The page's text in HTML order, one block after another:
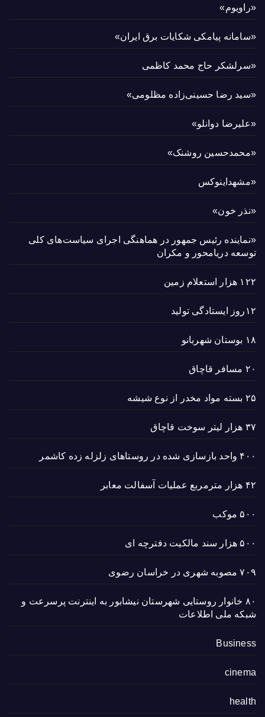
«راویوم»
«سامانه پیامکی شکایات برق ایران»
«سرلشکر حاج محمد کاظمی
«سید رضا حسینی‌زاده مظلومی»
«علیرضا دوانلو»
«محمدحسین روشنک»
«مشهداینوکس
«نذر خون»
«نماینده رئیس جمهور در هماهنگی اجرای سیاست‌های کلی
توسعه دریامحور و مکران
۱۲۲ هزار استعلام زمین
۱۲روز ایستادگی تولید
۱۸ بوستان شهربانو
۲۰ مسافر قاچاق
۲۵ بسته مواد مخدر از نوع شیشه
۳۷ هزار لیتر سوخت قاچاق
۴۰۰ واحد بازسازی شده در روستاهای زلزله زده کاشمر
۴۲ هزار مترمربع عملیات آسفالت معابر
۵۰۰ موکب
۵۰۰ هزار سند مالکیت دفترچه ای
۷۰۹ مصوبه شهری در خراسان رضوی
۸۰ خانوار روستایی شهرستان نیشابور به اینترنت پرسرعت و
شبکه ملی اطلاعات
Business
cinema
health